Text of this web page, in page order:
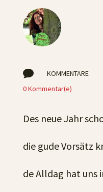

KOMMENTARE
0 Kommentar(e)
Des neue Jahr
die gude Vorsätz
de Alldag hat uns